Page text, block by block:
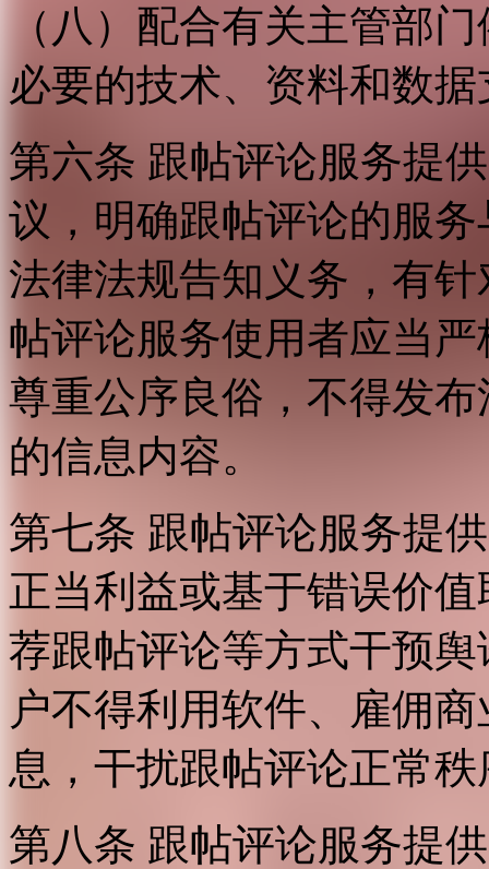
（八）配合有关主管部
必要的技术、资料和数
第六条 跟帖评论服务提
议，明确跟帖评论的服
法律法规告知义务，有
帖评论服务使用者应当
尊重公序良俗，不得发
的信息内容。
第七条 跟帖评论服务提
正当利益或基于错误价
荐跟帖评论等方式干预
户不得利用软件、雇佣
息，干扰跟帖评论正常
第八条 跟帖评论服务提